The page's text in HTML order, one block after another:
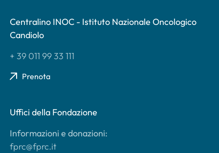
Centralino INOC - Istituto Nazionale Oncologico
Candiolo
+ 39 011 99 33 111
Prenota
Uffici della Fondazione
Informazioni e donazioni:
fprc@fprc.it